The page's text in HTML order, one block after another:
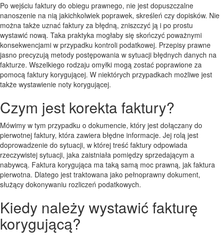
Po wejściu faktury do obiegu prawnego, nie jest dopuszczalne
nanoszenie na nią jakichkolwiek poprawek, skreśleń czy dopisków. Nie
można także uznać faktury za błędną, zniszczyć ją i po prostu
wystawić nową. Taka praktyka mogłaby się skończyć poważnymi
konsekwencjami w przypadku kontroli podatkowej. Przepisy prawne
jasno precyzują metody postępowania w sytuacji błędnych danych na
fakturze. Wszelkiego rodzaju omyłki mogą zostać poprawione za
pomocą faktury korygującej. W niektórych przypadkach możliwe jest
także wystawienie noty korygującej.
Czym jest korekta faktury?
Mówimy w tym przypadku o dokumencie, który jest dołączany do
pierwotnej faktury, która zawiera błędne informacje. Jej rolą jest
doprowadzenie do sytuacji, w której treść faktury odpowiada
rzeczywistej sytuacji, jaka zaistniała pomiędzy sprzedającym a
nabywcą. Faktura korygująca ma taką samą moc prawną, jak faktura
pierwotna. Dlatego jest traktowana jako pełnoprawny dokument,
służący dokonywaniu rozliczeń podatkowych.
Kiedy należy wystawić fakturę
korygującą?